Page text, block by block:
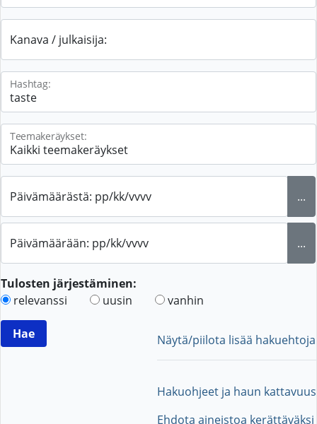
Kanava / julkaisija:
Hashtag:
Teemakeräykset:
Päivämäärästä: pp/kk/vvvv ...
Päivämäärään: pp/kk/vvvv ...
Tulosten järjestäminen:
relevanssi
uusin vanhin
Näytä/piilota lisää hakuehtoja
Hakuohjeet ja haun kattavuus
Ehdota aineistoa kerättäväksi